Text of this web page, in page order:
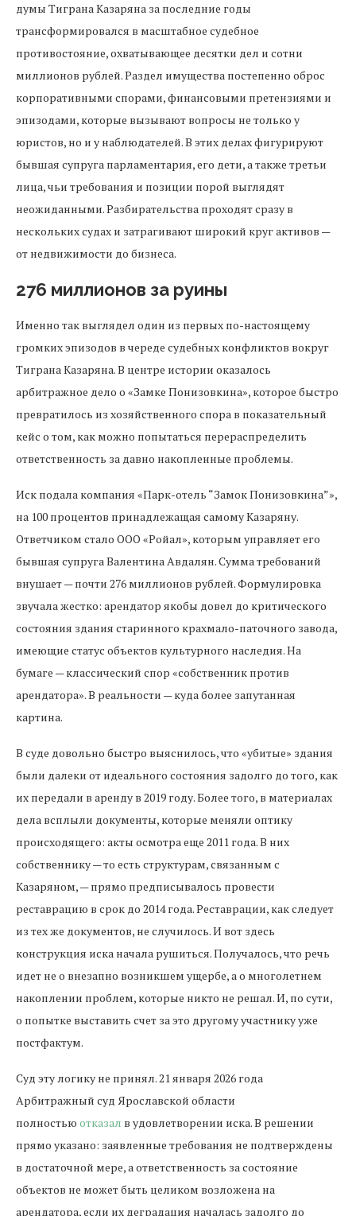
думы Тиграна Казаряна за последние годы
трансформировался в масштабное судебное
противостояние, охватывающее десятки дел и сотни
миллионов рублей. Раздел имущества постепенно оброс
корпоративными спорами, финансовыми претензиями и
эпизодами, которые вызывают вопросы не только у
юристов, но и у наблюдателей. В этих делах фигурируют
бывшая супруга парламентария, его дети, а также третьи
лица, чьи требования и позиции порой выглядят
неожиданными. Разбирательства проходят сразу в
нескольких судах и затрагивают широкий круг активов —
от недвижимости до бизнеса.
276 миллионов за руины
Именно так выглядел один из первых по-настоящему
громких эпизодов в череде судебных конфликтов вокруг
Тиграна Казаряна. В центре истории оказалось
арбитражное дело о «Замке Понизовкина», которое быстро
превратилось из хозяйственного спора в показательный
кейс о том, как можно попытаться перераспределить
ответственность за давно накопленные проблемы.
Иск подала компания «Парк-отель “Замок Понизовкина”»,
на 100 процентов принадлежащая самому Казаряну.
Ответчиком стало ООО «Ройал», которым управляет его
бывшая супруга Валентина Авдалян. Сумма требований
внушает — почти 276 миллионов рублей. Формулировка
звучала жестко: арендатор якобы довел до критического
состояния здания старинного крахмало-паточного завода,
имеющие статус объектов культурного наследия. На
бумаге — классический спор «собственник против
арендатора». В реальности — куда более запутанная
картина.
В суде довольно быстро выяснилось, что «убитые» здания
были далеки от идеального состояния задолго до того, как
их передали в аренду в 2019 году. Более того, в материалах
дела всплыли документы, которые меняли оптику
происходящего: акты осмотра еще 2011 года. В них
собственнику — то есть структурам, связанным с
Казаряном, — прямо предписывалось провести
реставрацию в срок до 2014 года. Реставрации, как следует
из тех же документов, не случилось. И вот здесь
конструкция иска начала рушиться. Получалось, что речь
идет не о внезапно возникшем ущербе, а о многолетнем
накоплении проблем, которые никто не решал. И, по сути,
о попытке выставить счет за это другому участнику уже
постфактум.
Суд эту логику не принял. 21 января 2026 года
Арбитражный суд Ярославской области
полностью отказал в удовлетворении иска. В решении
прямо указано: заявленные требования не подтверждены
в достаточной мере, а ответственность за состояние
объектов не может быть целиком возложена на
арендатора, если их деградация началась задолго до